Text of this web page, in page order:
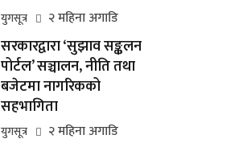
युगसूत्र २ महिना अगाडि
सरकारद्वारा ‘सुझाव सङ्कलन
पोर्टल’ सञ्चालन, नीति तथा
बजेटमा नागरिकको
सहभागिता
युगसूत्र २ महिना अगाडि